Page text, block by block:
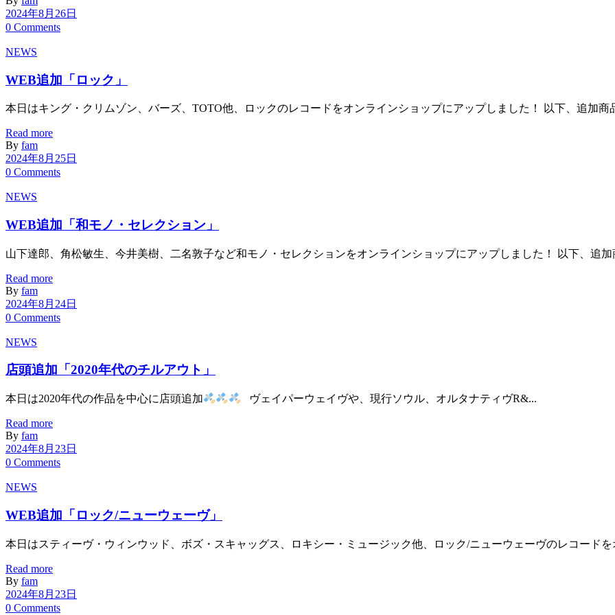
2024年8月26日
0 Comments
NEWS
WEB追加「ロック」
本日はキング・クリムゾン、バーズ、TOTO他、ロックのレコードをオンラインショップにアップしました！ 以下、追加商
Read more
By fam
2024年8月25日
0 Comments
NEWS
WEB追加「和モノ・セレクション」
山下達郎、角松敏生、今井美樹、二名敦子など和モノ・セレクションをオンラインショップにアップしました！ 以下、追加
Read more
By fam
2024年8月24日
0 Comments
NEWS
店頭追加「2020年代のチルアウト」
本日は2020年代の作品を中心に店頭追加 ヴェイパーウェイヴや、現行ソウル、オルタナティヴR&...
Read more
By fam
2024年8月23日
0 Comments
NEWS
WEB追加「ロック/ニューウェーヴ」
本日はスティーヴ・ウィンウッド、ボズ・スキャッグス、ロキシー・ミュージック他、ロック/ニューウェーヴのレコードを
Read more
By fam
2024年8月23日
0 Comments